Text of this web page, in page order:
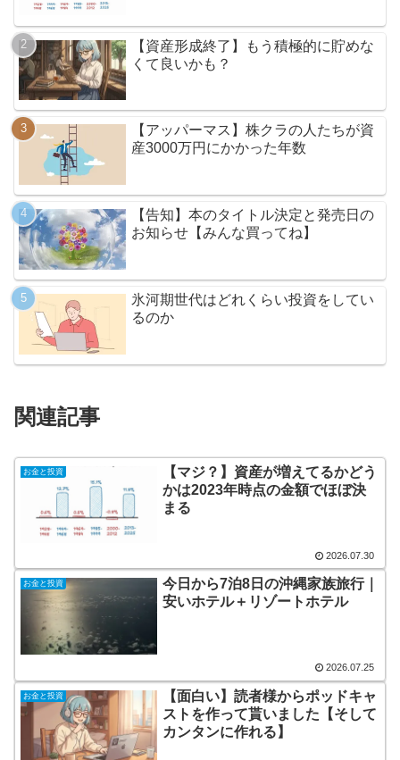
【資産形成終了】もう積極的に貯めな
くて良いかも？
【アッパーマス】株クラの人たちが資
産3000万円にかかった年数
【告知】本のタイトル決定と発売日の
お知らせ【みんな買ってね】
氷河期世代はどれくらい投資をしてい
るのか
関連記事
お金と投資
【マジ？】資産が増えてるかどう
かは2023年時点の金額でほぼ決
まる
2026.07.30
お金と投資
今日から7泊8日の沖縄家族旅行｜
安いホテル＋リゾートホテル
2026.07.25
お金と投資
【面白い】読者様からポッドキャ
ストを作って貰いました【そして
カンタンに作れる】